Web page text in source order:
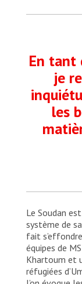
En tant
je
les
Le Soudan
système de
fait
équipes de
Khartoum et
réfugiées